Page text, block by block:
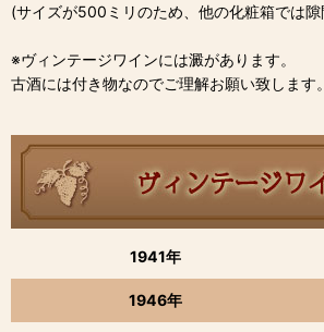
(サイズが500ミリのため、他の化粧箱では隙
※ヴィンテージワインには澱があります。
古酒には付き物なのでご理解お願い致します。
1941年
1946年